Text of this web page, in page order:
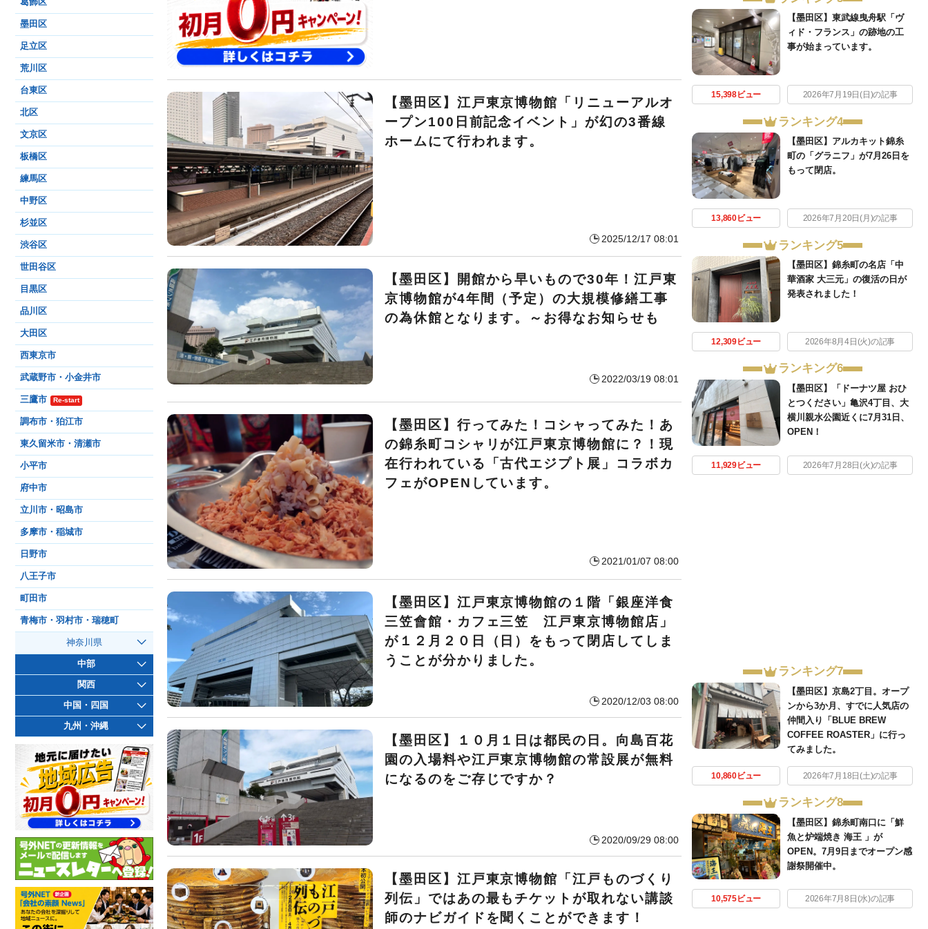
【墨田区】江戸東京博物館「リニューアルオ
ープン100日前記念イベント」が幻の3番線
ホームにて行われます。
2025/12/17 08:01
【墨田区】開館から早いもので30年！江戸東
京博物館が4年間（予定）の大規模修繕工事
の為休館となります。～お得なお知らせも
2022/03/19 08:01
【墨田区】行ってみた！コシャってみた！あ
の錦糸町コシャリが江戸東京博物館に？！現
在行われている「古代エジプト展」コラボカ
フェがOPENしています。
2021/01/07 08:00
【墨田区】江戸東京博物館の１階「銀座洋食
三笠會館・カフェ三笠 江戸東京博物館店」
が１２月２０日（日）をもって閉店してしま
うことが分かりました。
2020/12/03 08:00
【墨田区】１０月１日は都民の日。向島百花
園の入場料や江戸東京博物館の常設展が無料
になるのをご存じですか？
2020/09/29 08:00
【墨田区】江戸東京博物館「江戸ものづくり
列伝」ではあの最もチケットが取れない講談
師のナビガイドを聞くことができます！
【墨田区】東武線曳舟駅「ヴ
ィド・フランス」の跡地の工
事が始まっています。
15,398ビュー 2026年7月19日(日)の記事
ランキング4
【墨田区】アルカキット錦糸
町の「グラニフ」が7月26日を
もって閉店。
13,860ビュー 2026年7月20日(月)の記事
ランキング5
【墨田区】錦糸町の名店「中
華酒家 大三元」の復活の日が
発表されました！
12,309ビュー 2026年8月4日(火)の記事
ランキング6
【墨田区】「ドーナツ屋 おひ
とつください」亀沢4丁目、大
横川親水公園近くに7月31日、
OPEN！
11,929ビュー 2026年7月28日(火)の記事
ランキング7
【墨田区】京島2丁目。オープ
ンから3か月、すでに人気店の
仲間入り「BLUE BREW
COFFEE ROASTER」に行っ
てみました。
10,860ビュー 2026年7月18日(土)の記事
ランキング8
【墨田区】錦糸町南口に「鮮
魚と炉端焼き 海王 」が
OPEN。7月9日までオープン感
謝祭開催中。
10,575ビュー 2026年7月8日(水)の記事
葛飾区
墨田区
足立区
荒川区
台東区
北区
文京区
板橋区
練馬区
中野区
杉並区
渋谷区
世田谷区
目黒区
品川区
大田区
西東京市
武蔵野市・小金井市
三鷹市 Re-start
調布市・狛江市
東久留米市・清瀬市
小平市
府中市
立川市・昭島市
多摩市・稲城市
日野市
八王子市
町田市
青梅市・羽村市・瑞穂町
神奈川県
中部
関西
中国・四国
九州・沖縄